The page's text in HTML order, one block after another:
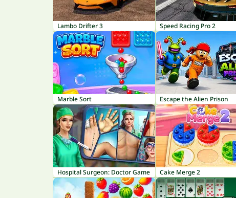
Lambo Drifter 3 Speed Racing Pro 2
Marble Sort Escape the Alien Prison
Hospital Surgeon: Doctor Game Cake Merge 2